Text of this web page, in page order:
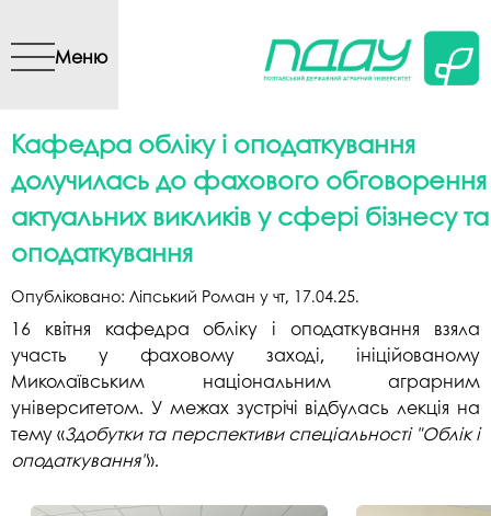
вмісту
Меню
Кафедра обліку і оподаткування
долучилась до фахового обговорення
актуальних викликів у сфері бізнесу та
оподаткування
Опубліковано: Ліпський Роман у чт, 17.04.25.
16 квітня кафедра обліку і оподаткування взяла
участь у фаховому заході, ініційованому
Миколаївським національним аграрним
університетом. У межах зустрічі відбулась лекція на
тему «Здобутки та перспективи спеціальності "Облік і
оподаткування"».